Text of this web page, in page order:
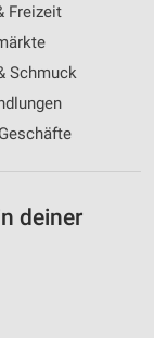
Freizeit
Schmuck
deiner